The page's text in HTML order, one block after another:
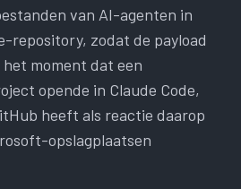
van AI-agenten in
repository, zodat de payload
moment dat een
opende in Claude Code,
heeft als reactie daarop
opslagplaatsen